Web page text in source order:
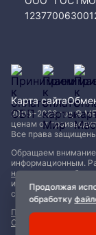
Продолжая
обработку
2005−2026 год ©
ценам от
Все права
Обращаем
информационным.
не являются
изменены без
стоимости
Политика
Обработка файлов
Карта сайта